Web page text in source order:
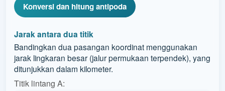
Konversi dan hitung antipoda
Jarak antara dua titik
Bandingkan dua pasangan koordinat menggunakan
jarak lingkaran besar (jalur permukaan terpendek), yang
ditunjukkan dalam kilometer.
Titik lintang A: